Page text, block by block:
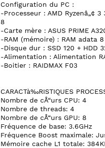
Configuration du PC :
-Processeur : AMD Ryzenâ„¢
8
-Carte mère : ASUS PRIME
-RAM (mémoire) : RAM adata
-Disque dur : SSD 120 + HDD
-Alimentation : Alimentation
-Boitier : RAIDMAX F03
CARACTà‰RISTIQUES
Nombre de cÅ“urs CPU: 4
Nombre de threads: 4
Nombre de cÅ“urs GPU: 8
Fréquence de base: 3.6GHz
Fréquence Boost maximale:
Mémoire cache L1 totale: